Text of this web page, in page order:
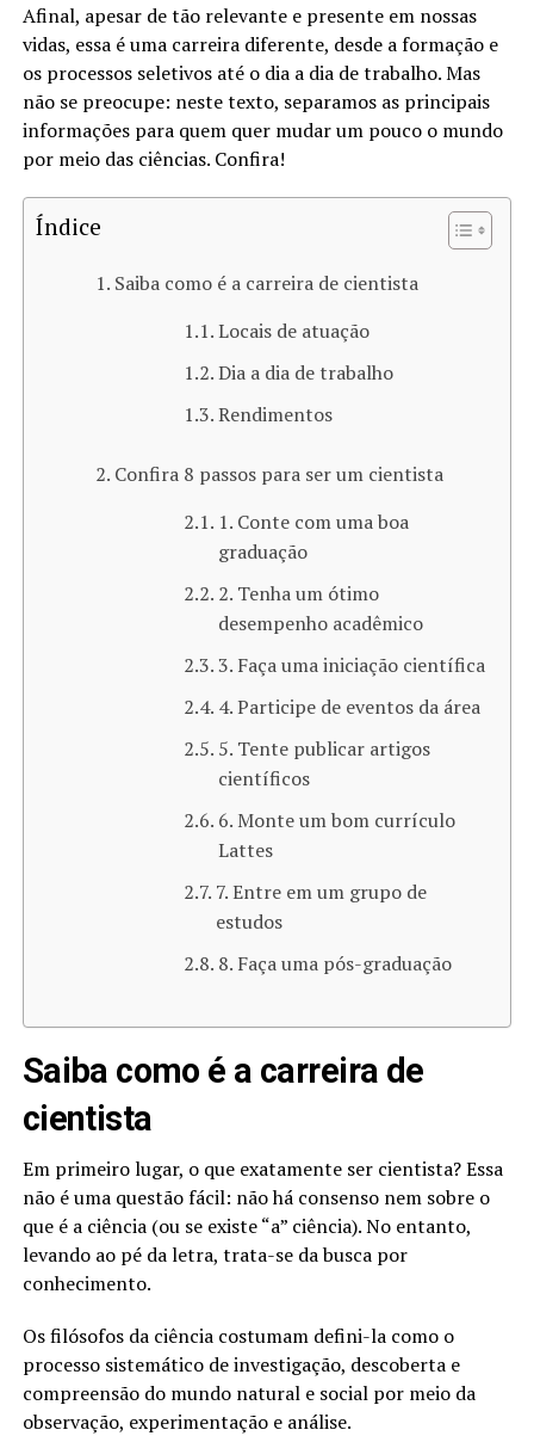
Afinal, apesar de tão relevante e presente em nossas
vidas, essa é uma carreira diferente, desde a formação e
os processos seletivos até o dia a dia de trabalho. Mas
não se preocupe: neste texto, separamos as principais
informações para quem quer mudar um pouco o mundo
por meio das ciências. Confira!
Índice
Saiba como é a carreira de cientista
Locais de atuação
Dia a dia de trabalho
Rendimentos
Confira 8 passos para ser um cientista
1. Conte com uma boa
graduação
2. Tenha um ótimo
desempenho acadêmico
3. Faça uma iniciação científica
4. Participe de eventos da área
5. Tente publicar artigos
científicos
6. Monte um bom currículo
Lattes
7. Entre em um grupo de
estudos
8. Faça uma pós-graduação
Saiba como é a carreira de
cientista
Em primeiro lugar, o que exatamente ser cientista? Essa
não é uma questão fácil: não há consenso nem sobre o
que é a ciência (ou se existe “a” ciência). No entanto,
levando ao pé da letra, trata-se da busca por
conhecimento.
Os filósofos da ciência costumam defini-la como o
processo sistemático de investigação, descoberta e
compreensão do mundo natural e social por meio da
observação, experimentação e análise.